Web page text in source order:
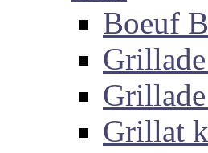
Boeuf
Grillat